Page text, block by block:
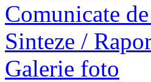
Comunicate
Sinteze /
Galerie foto